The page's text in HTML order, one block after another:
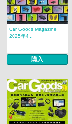
Car Goods Magazine
2025年4...
購入